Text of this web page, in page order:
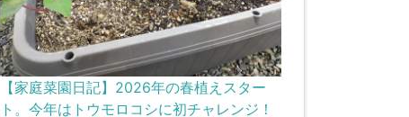
【家庭菜園日記】2026年の春植えスター
ト。今年はトウモロコシに初チャレンジ！